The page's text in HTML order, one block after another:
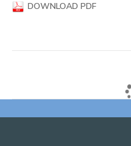
DOWNLOAD PDF